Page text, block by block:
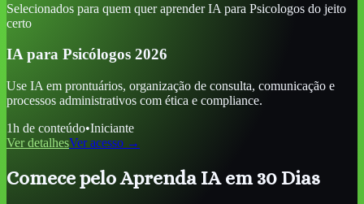
Selecionados para quem quer aprenderIA para Psicologos do jeito
certo
IA para Psicólogos 2026
Use IA em prontuários, organização de consulta, comunicação e
processos administrativos com ética e compliance.
1h de conteúdo•Iniciante
Ver detalhesVer acesso →
Comece pelo Aprenda IA em 30 Dias